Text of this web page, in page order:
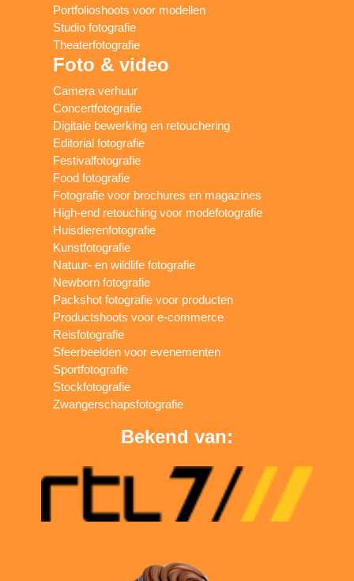
Portfolioshoots voor modellen
Studio fotografie
Theaterfotografie
Foto & video
Camera verhuur
Concertfotografie
Digitale bewerking en retouchering
Editorial fotografie
Festivalfotografie
Food fotografie
Fotografie voor brochures en magazines
High-end retouching voor modefotografie
Huisdierenfotografie
Kunstfotografie
Natuur- en wildlife fotografie
Newborn fotografie
Packshot fotografie voor producten
Productshoots voor e-commerce
Reisfotografie
Sfeerbeelden voor evenementen
Sportfotografie
Stockfotografie
Zwangerschapsfotografie
Bekend van: